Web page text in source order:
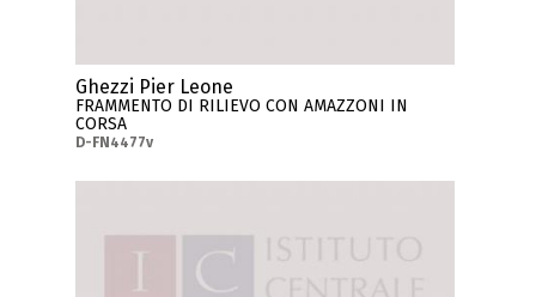
Ghezzi Pier Leone
FRAMMENTO DI RILIEVO CON AMAZZONI IN
CORSA
D-FN4477v